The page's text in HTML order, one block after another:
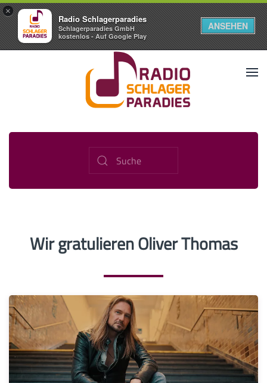
×
Radio Schlagerparadies
Schlagerparadies GmbH
kostenlos - Auf Google Play
ANSEHEN
Wir gratulieren Oliver Thomas